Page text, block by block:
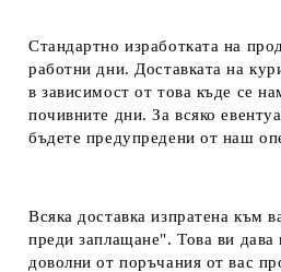
Стандартно изработката на
работни дни. Доставката на
в зависимост от това къде се
почивните дни. За всяко
бъдете предупредени от наш
Всяка доставка изпратена към
преди заплащане". Това ви дава
доволни от поръчания от вас